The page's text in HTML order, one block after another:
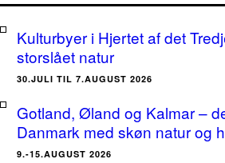
Kulturbyer i Hjertet af det
storslået natur
30.JULI TIL 7.AUGUST 2026
Gotland, Øland og Kalmar –
Danmark med skøn natur og
9.-15.AUGUST 2026